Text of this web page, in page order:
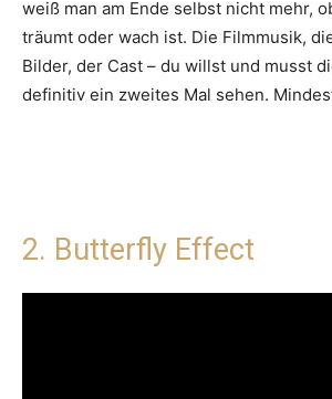
weiß man am Ende selbst nicht mehr,
träumt oder wach ist. Die Filmmusik,
Bilder, der Cast – du willst und musst
definitiv ein zweites Mal sehen.
2. Butterfly Effect